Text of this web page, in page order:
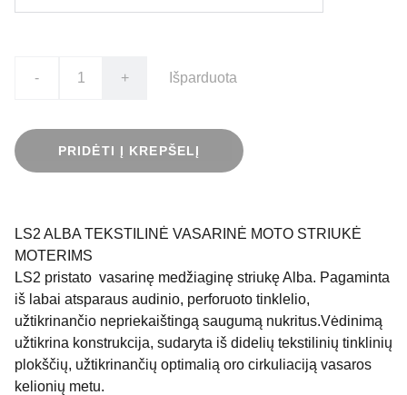
- + Išparduota
PRIDĖTI Į KREPŠELĮ
LS2 ALBA TEKSTILINĖ VASARINĖ MOTO STRIUKĖ
MOTERIMS
LS2 pristato vasarinę medžiaginę striukę Alba. Pagaminta
iš labai atsparaus audinio, perforuoto tinklelio,
užtikrinančio nepriekaištingą saugumą nukritus.Vėdinimą
užtikrina konstrukcija, sudaryta iš didelių tekstilinių tinklinių
plokščių, užtikrinančių optimalią oro cirkuliaciją vasaros
kelionių metu.